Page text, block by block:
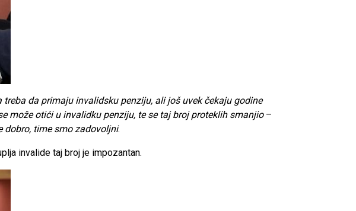
da primaju invalidsku penziju, ali još uvek čekaju godine
može otići u invalidku penziju, te se taj broj proteklih smanjio–
dobro, time smo zadovoljni.
invalide taj broj je impozantan.